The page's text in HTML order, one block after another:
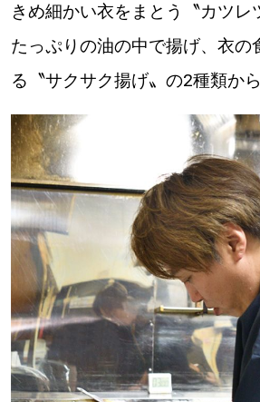
きめ細かい衣をまとう〝カツレ
たっぷりの油の中で揚げ、衣の
る〝サクサク揚げ〟の2種類から